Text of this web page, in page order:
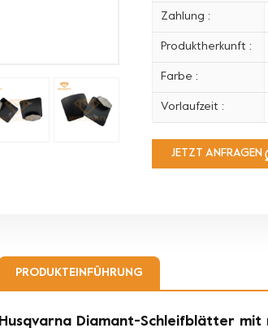
Zahlung :
Produktherkunft :
Farbe :
Vorlaufzeit :
JETZT ANFRAGEN
PRODUKTEINFÜHRUNG
Husqvarna Diamant-Schleifblätter mit